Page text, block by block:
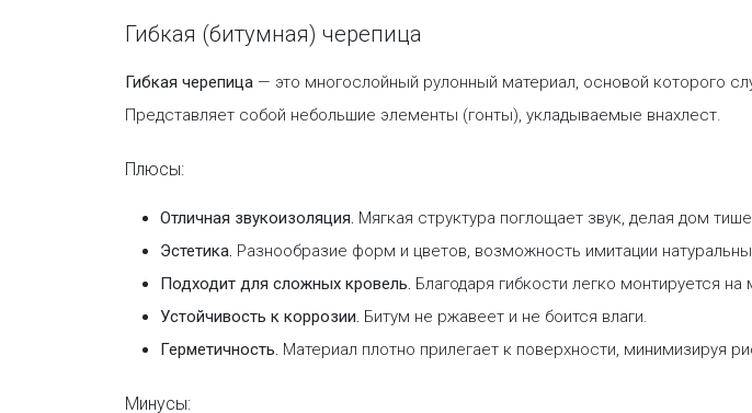
Гибкая (битумная) черепица
Гибкая черепица — это многослойный рулонный материал, основой которого
Представляет собой небольшие элементы (гонты), укладываемые внахлест.
Плюсы:
Отличная звукоизоляция. Мягкая структура поглощает звук, делая дом
Эстетика. Разнообразие форм и цветов, возможность имитации
Подходит для сложных кровель. Благодаря гибкости легко монтируется
Устойчивость к коррозии. Битум не ржавеет и не боится влаги.
Герметичность. Материал плотно прилегает к поверхности, минимизируя
Минусы: